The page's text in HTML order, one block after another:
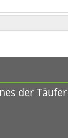
der Täufer